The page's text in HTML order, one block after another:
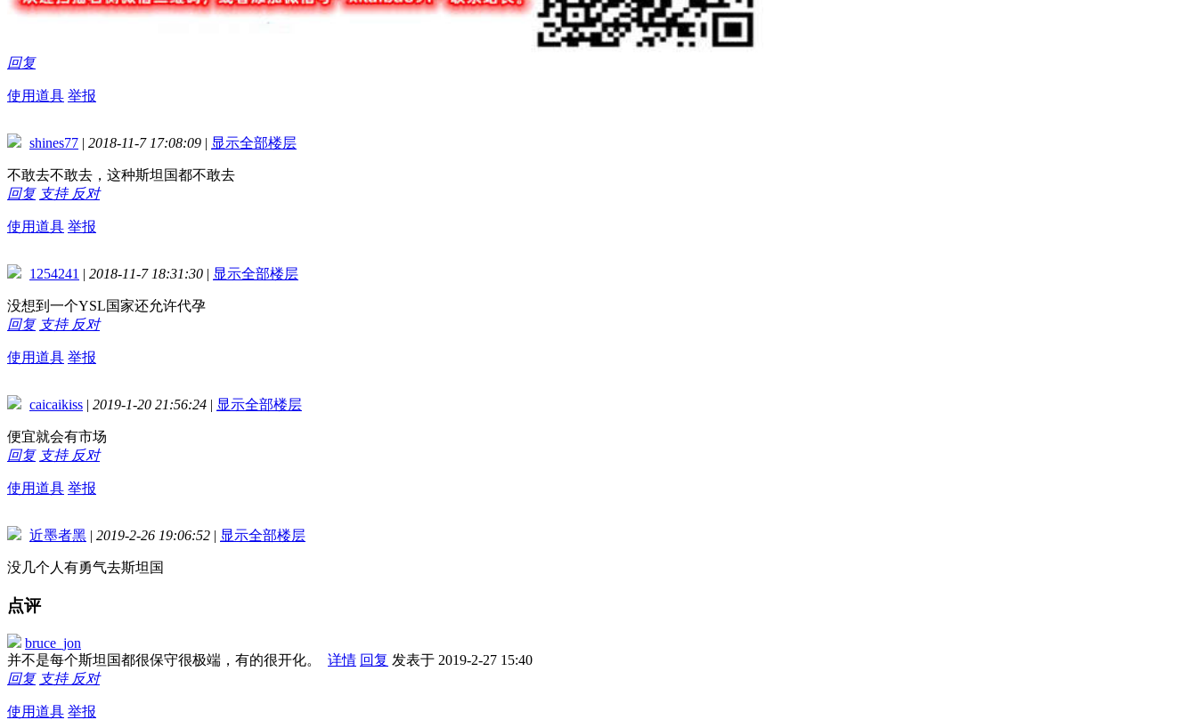
回复
使用道具 举报
shines77 | 2018-11-7 17:08:09 | 显示全部楼层
不敢去不敢去，这种斯坦国都不敢去
回复 支持 反对
使用道具 举报
1254241 | 2018-11-7 18:31:30 | 显示全部楼层
没想到一个YSL国家还允许代孕
回复 支持 反对
使用道具 举报
caicaikiss | 2019-1-20 21:56:24 | 显示全部楼层
便宜就会有市场
回复 支持 反对
使用道具 举报
近墨者黑 | 2019-2-26 19:06:52 | 显示全部楼层
没几个人有勇气去斯坦国
点评
bruce_jon
并不是每个斯坦国都很保守很极端，有的很开化。 详情 回复 发表于 2019-2-27 15:40
回复 支持 反对
使用道具 举报